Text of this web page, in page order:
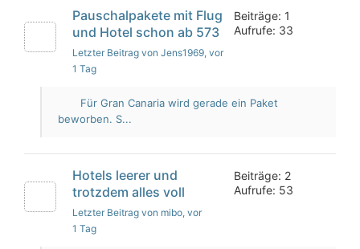
Pauschalpakete mit Flug
und Hotel schon ab 573
Letzter Beitrag von Jens1969, vor
1 Tag
Beiträge: 1
Aufrufe: 33
Für Gran Canaria wird gerade ein Paket
beworben. S...
Hotels leerer und
trotzdem alles voll
Letzter Beitrag von mibo, vor
1 Tag
Beiträge: 2
Aufrufe: 53